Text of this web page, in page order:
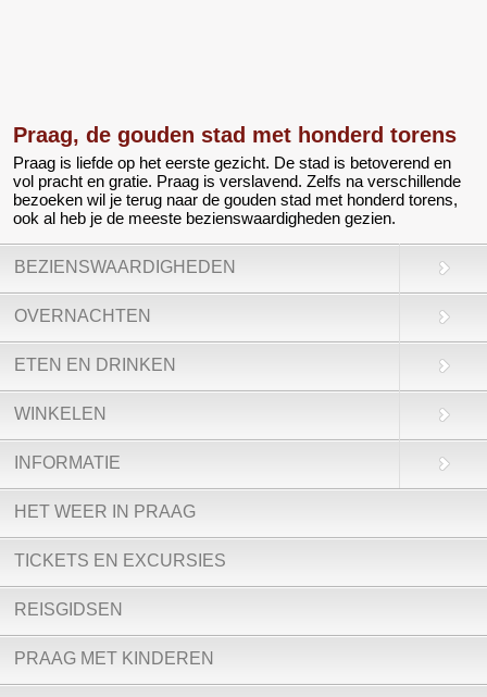
Praag, de gouden stad met honderd torens
Praag is liefde op het eerste gezicht. De stad is betoverend en
vol pracht en gratie. Praag is verslavend. Zelfs na verschillende
bezoeken wil je terug naar de gouden stad met honderd torens,
ook al heb je de meeste bezienswaardigheden gezien.
BEZIENSWAARDIGHEDEN
OVERNACHTEN
ETEN EN DRINKEN
WINKELEN
INFORMATIE
HET WEER IN PRAAG
TICKETS EN EXCURSIES
REISGIDSEN
PRAAG MET KINDEREN